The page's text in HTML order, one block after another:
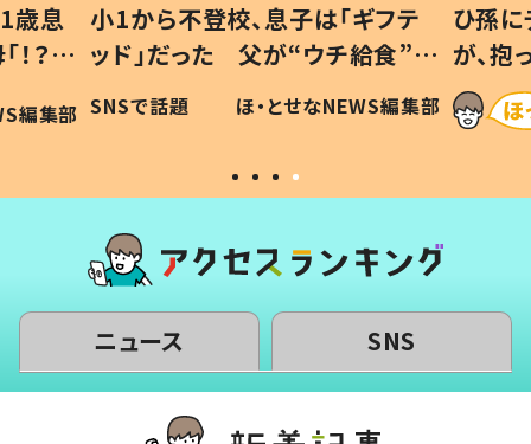
歳息
？」
編集部
小1から不登校、息子は「ギフテ
ッド」だった 父が“ウチ給食”を
作り続ける理由とは #令和の親
#令和の子
SNSで話題 ほ・とせなNEWS編集部
ひ孫
が、
「涙が
い」
ニュース SNS